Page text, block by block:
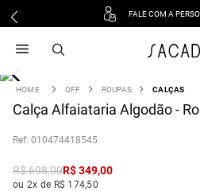
FALE COM A
OFF ROUPAS CALÇAS
Calça Alfaiataria Algodão -
: 010474418545
R$698,00R$349,00
ou 2x de R$ 174,50
vestido
3 º blusa
º tricot
º macacão